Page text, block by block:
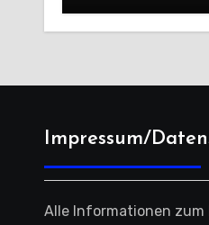
Impressum/
Alle Informationen zum